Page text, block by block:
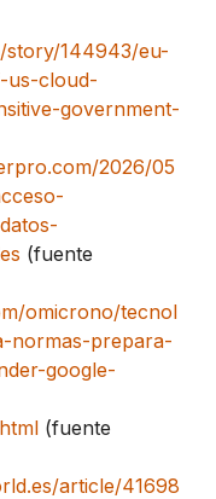
story/144943/eu-
us-cloud-
government-
2026/05
(fuente
omicrono/tecnol
normas-prepara-
google-
(fuente
article/41698